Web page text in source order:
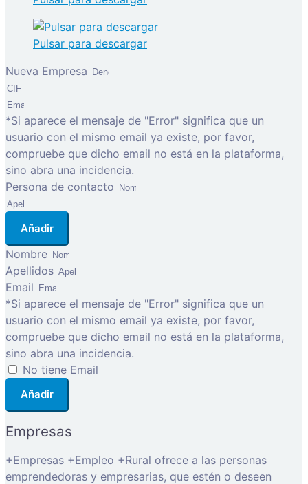
Pulsar para descargar
Nueva Empresa
*Si aparece el mensaje de "Error" significa que un
usuario con el mismo email ya existe, por favor,
compruebe que dicho email no está en la plataforma,
sino abra una incidencia.
Persona de contacto
Añadir
Nombre
Apellidos
Email
*Si aparece el mensaje de "Error" significa que un
usuario con el mismo email ya existe, por favor,
compruebe que dicho email no está en la plataforma,
sino abra una incidencia.
No tiene Email
Añadir
Empresas
+Empresas +Empleo +Rural ofrece a las personas
emprendedoras y empresarias, que estén o deseen